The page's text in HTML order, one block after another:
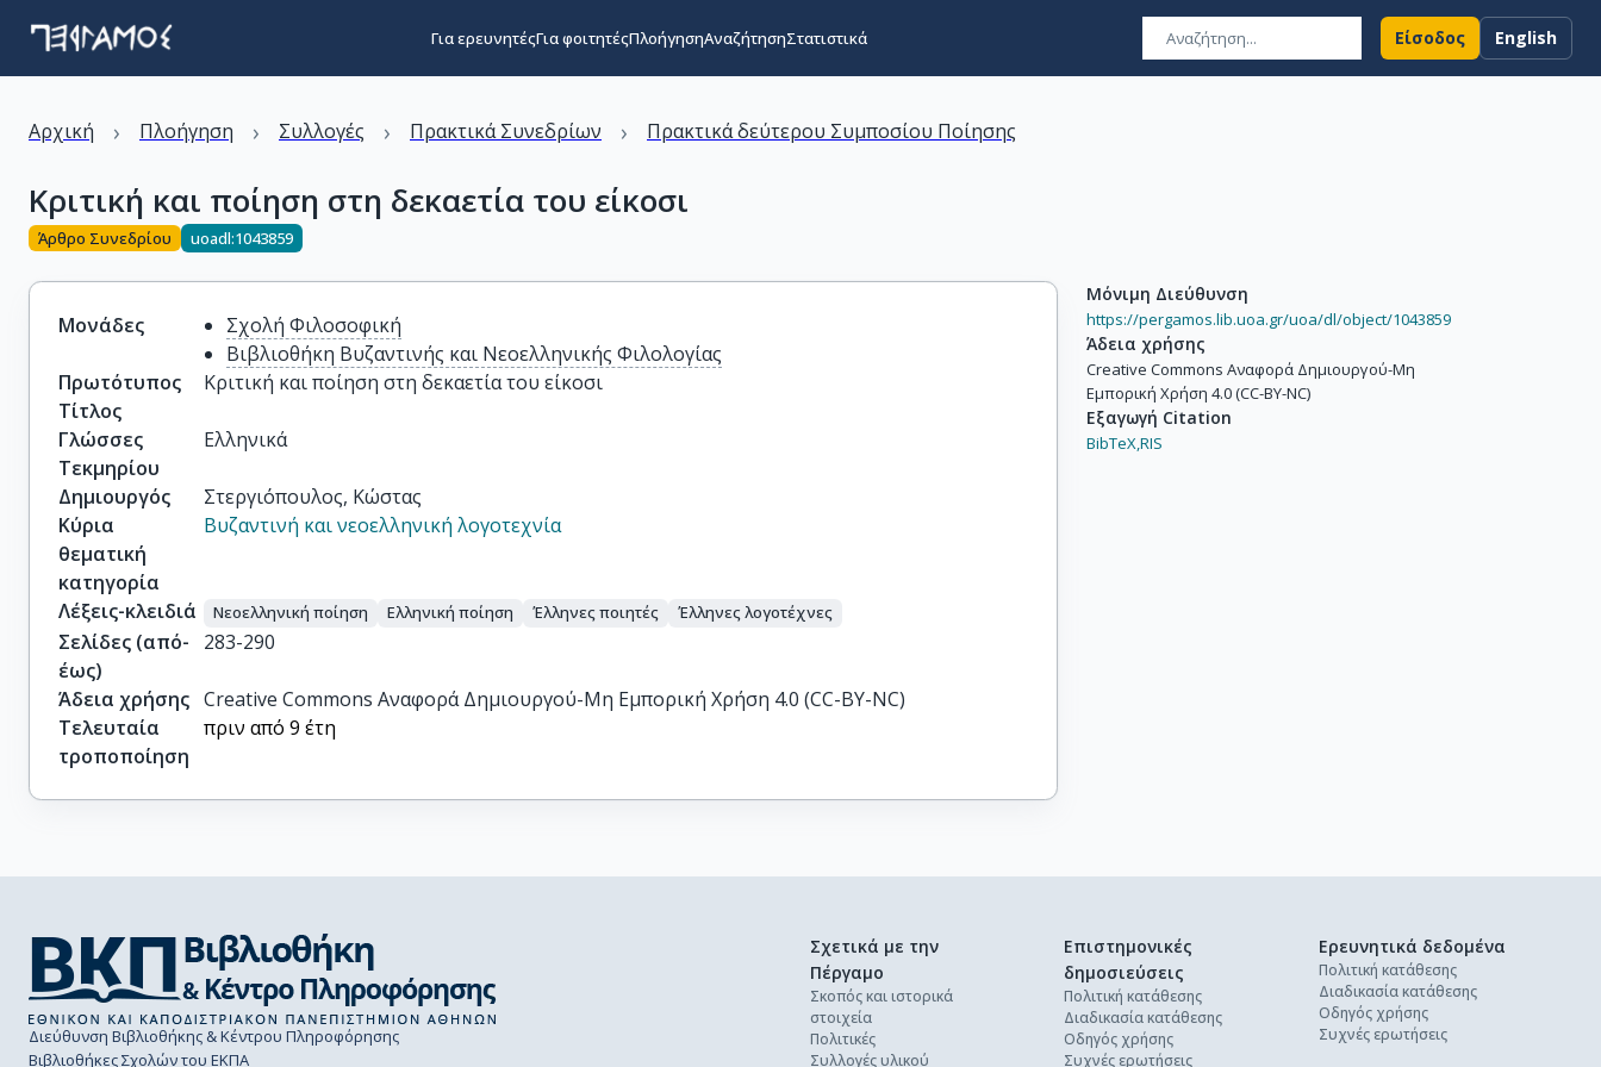
Για ερευνητέςΓια φοιτητέςΠλοήγησηΑναζήτησηΣτατιστικά Είσοδος English
Αρχική › Πλοήγηση › Συλλογές › Πρακτικά Συνεδρίων › Πρακτικά δεύτερου Συμποσίου Ποίησης
Κριτική και ποίηση στη δεκαετία του είκοσι
Άρθρο Συνεδρίου uoadl:1043859
Μονάδες
Σχολή Φιλοσοφική
Βιβλιοθήκη Βυζαντινής και Νεοελληνικής Φιλολογίας
Πρωτότυπος
Τίτλος
Κριτική και ποίηση στη δεκαετία του είκοσι
Γλώσσες
Τεκμηρίου
Ελληνικά
Δημιουργός
Στεργιόπουλος, Κώστας
Κύρια
θεματική
κατηγορία
Βυζαντινή και νεοελληνική λογοτεχνία
Λέξεις-κλειδιά Νεοελληνική ποίηση Ελληνική ποίηση Έλληνες ποιητές Έλληνες λογοτέχνες
Σελίδες (από-
έως)
283-290
Άδεια χρήσης Creative Commons Αναφορά Δημιουργού-Μη Εμπορική Χρήση 4.0 (CC-BY-NC)
Τελευταία
τροποποίηση
πριν από 9 έτη
Μόνιμη Διεύθυνση
https://pergamos.lib.uoa.gr/uoa/dl/object/1043859
Άδεια χρήσης
Creative Commons Αναφορά Δημιουργού-Μη
Εμπορική Χρήση 4.0 (CC-BY-NC)
Εξαγωγή Citation
BibTeX,RIS
Διεύθυνση Βιβλιοθήκης & Κέντρου Πληροφόρησης
Βιβλιοθήκες Σχολών του ΕΚΠΑ
Σχετικά με την
Πέργαμο
Σκοπός και ιστορικά
στοιχεία
Πολιτικές
Συλλογές υλικού
Επιστημονικές
δημοσιεύσεις
Πολιτική κατάθεσης
Διαδικασία κατάθεσης
Οδηγός χρήσης
Συχνές ερωτήσεις
Ερευνητικά δεδομένα
Πολιτική κατάθεσης
Διαδικασία κατάθεσης
Οδηγός χρήσης
Συχνές ερωτήσεις